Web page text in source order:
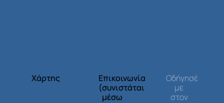
Χάρτης
Επικοινωνία
(συνιστάται
μέσω
Οδήγησέ
με
στον